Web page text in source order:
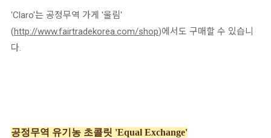
'Claro'는 공정무역 가게 '울림'
(http://www.fairtradekorea.com/shop)에서도 구매할 수 있습니
다.
공정무역 유기농 초콜릿 'Equal Exchange'